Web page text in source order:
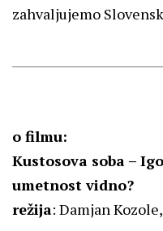
zahvaljujemo
o filmu:
Kustosova soba –
umetnost vidno?
režija: Damjan